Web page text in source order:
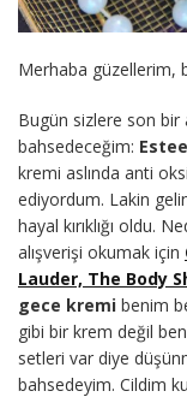
Merhaba güzellerim,
Bugün sizlere son bir
bahsedeceğim:
kremi aslında anti
ediyordum. Lakin
hayal kırıklığı oldu.
alışverişi okumak için
Lauder, The Body
gece kremi benim
gibi bir krem değil
setleri var diye
bahsedeyim. Cildim